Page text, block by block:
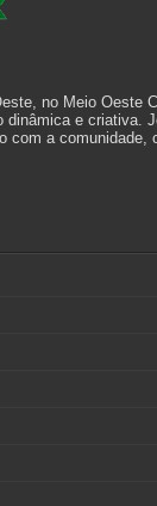
no Meio Oeste
dinâmica e criativa.
com a comunidade,